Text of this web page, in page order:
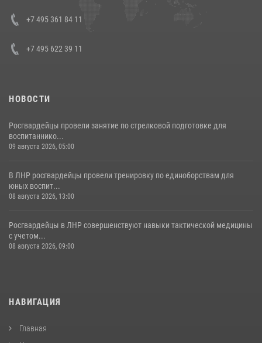
представителя Президента Российской Федерации в Северо-
Кавказском федеральном округе Виталием Кузнецовым
+7 495 361 84 11
+7 495 622 39 11
НОВОСТИ
Росгвардейцы провели занятие по стрелковой подготовке для
воспитаннико...
09 августа 2026, 05:00
В ЛНР росгвардейцы провели тренировку по единоборствам для
юных воспит...
08 августа 2026, 13:00
Росгвардейцы в ЛНР совершенствуют навыки тактической медицины
с учетом...
08 августа 2026, 09:00
НАВИГАЦИЯ
Главная